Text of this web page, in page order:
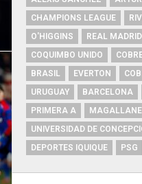
CHAMPIONS LEAGUE
O'HIGGINS
REAL MADRID
COQUIMBO UNIDO
BRASIL
EVERTON
URUGUAY
BARCELONA
PRIMERA A
UNIVERSIDAD DE
DEPORTES IQUIQUE
PSG